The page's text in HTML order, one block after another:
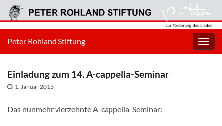
Peter Rohland Stiftung
Einladung zum 14. A-cappella-Seminar
1. Januar 2013
Das nunmehr vierzehnte A-cappella-Seminar: